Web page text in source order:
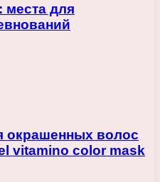
для
окрашенных волос
vitamino color mask